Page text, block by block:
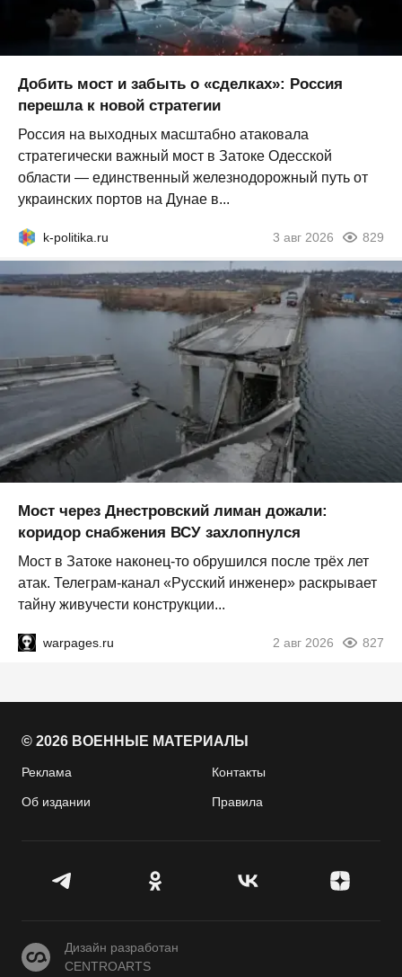
Добить мост и забыть о «сделках»: Россия
перешла к новой стратегии
Россия на выходных масштабно атаковала
стратегически важный мост в Затоке Одесской
области — единственный железнодорожный путь от
украинских портов на Дунае в...
k-politika.ru 3 авг 2026 829
Мост через Днестровский лиман дожали:
коридор снабжения ВСУ захлопнулся
Мост в Затоке наконец-то обрушился после трёх лет
атак. Телеграм-канал «Русский инженер» раскрывает
тайну живучести конструкции...
warpages.ru 2 авг 2026 827
© 2026 ВОЕННЫЕ МАТЕРИАЛЫ
Реклама Контакты
Об издании Правила
CENTROARTS